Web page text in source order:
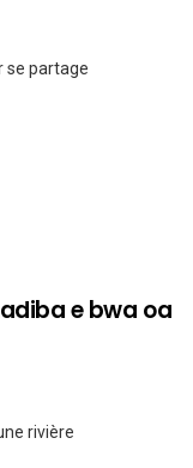
se partage
e bwa oa
rivière